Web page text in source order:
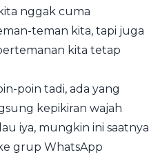
nggak cuma
teman kita, tapi juga
kita tetap
poin tadi, ada yang
kepikiran wajah
iya, mungkin ini saatnya
grup WhatsApp